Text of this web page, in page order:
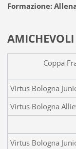
Formazione:
AMICHEVOLI
Coppa
Virtus Bologna
Virtus Bologna
Virtus Bologna